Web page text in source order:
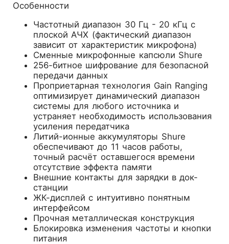
Особенности
Частотный диапазон 30 Гц - 20 кГц с
плоской АЧХ (фактический диапазон
зависит от характеристик микрофона)
Сменные микрофонные капсюли Shure
256-битное шифрование для безопасной
передачи данных
Проприетарная технология Gain Ranging
оптимизирует динамический диапазон
системы для любого источника и
устраняет необходимость использования
усиления передатчика
Литий-ионные аккумуляторы Shure
обеспечивают до 11 часов работы,
точный расчёт оставшегося времени
отсутствие эффекта памяти
Внешние контакты для зарядки в док-
станции
ЖК-дисплей с интуитивно понятным
интерфейсом
Прочная металлическая конструкция
Блокировка изменения частоты и кнопки
питания